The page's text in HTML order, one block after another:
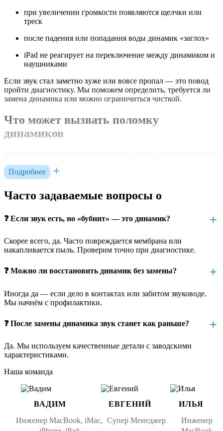
при увеличении громкости появляются щелчки или
треск
после падения или попадания воды динамик «заглох»
iPad не реагирует на переключение между динамиком и
наушниками
Если звук стал заметно хуже или вовсе пропал — это повод
пройти диагностику. Мы поможем определить, требуется ли
замена динамика или можно ограничиться чисткой.
Что может вызвать поломку
динамиков
в iPad со временем могут выйти из строя. Причины бывают
как внешние, так и внутренние.
механическое повреждение мембраны при падении
естественный износ при высокой громкости
сбои в аудиоконтроллере или обрыв шлейфа
коррозия или микротрещины на контактах
повреждение корпуса, из-за чего звук «зажат»
Мы обязательно выясним причину и подскажем, нужно ли
контактов или звукового шлейфа.
Как проходит замена динамика iPad
Pro 11 2021
модуль, приклеенный к корпусу. Процесс требует аккуратного
демонтажа экрана и частичной разборки корпуса.
Подробнее
Часто задаваемые вопросы о
❓ Если звук есть, но «бубнит» — это динамик?
Скорее всего, да. Часто повреждается мембрана или
накапливается пыль. Проверим точно при диагностике.
❓ Можно ли восстановить динамик без замены?
Иногда да — если дело в контактах или забитом звуководе.
Мы начнём с профилактики.
❓ После замены динамика звук станет как раньше?
Да. Мы используем качественные детали с заводскими
характеристиками.
Наша команда
ВАДИМ
Инженер MacBook, iMac,
ЕВГЕНИЙ
Супер Менеджер
ИЛЬЯ
Инженер